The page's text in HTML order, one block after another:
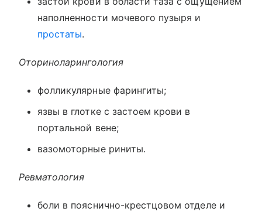
наполненности мочевого пузыря и
простаты.
Оториноларингология
фолликулярные фарингиты;
язвы в глотке с застоем крови в
портальной вене;
вазомоторные риниты.
Ревматология
боли в пояснично-крестцовом отделе и